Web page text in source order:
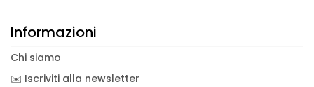
Informazioni
Chi siamo
✉️ Iscriviti alla newsletter